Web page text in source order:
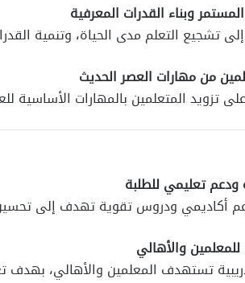
وبناء القدرات المعرفية
تشجيع التعلم مدى الحياة، وتنمية
من مهارات العصر الحديث
على تزويد المتعلمين بالمهارات الأساسية
تعليمي للطلبة
أكاديمي ودروس تقوية تهدف إلى تحسين
والأهالي
تستهدف المعلمين والأهالي، بهدف